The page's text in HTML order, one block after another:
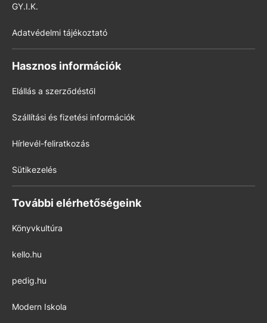
GY.I.K.
Adatvédelmi tájékoztató
Hasznos információk
Elállás a szerződéstől
Szállítási és fizetési információk
Hírlevél-feliratkozás
Sütikezelés
További elérhetőségeink
Könyvkultúra
kello.hu
pedig.hu
Modern Iskola